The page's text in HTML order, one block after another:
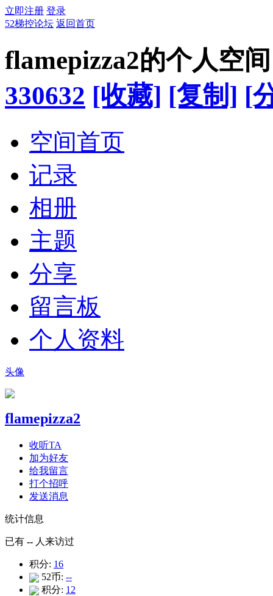
立即注册 登录
52梯控论坛 返回首页
flamepizza2的个人空间
330632 [收藏] [复制] [
空间首页
记录
相册
主题
分享
留言板
个人资料
头像
flamepizza2
收听TA
加为好友
给我留言
打个招呼
发送消息
统计信息
已有 -- 人来访过
积分: 16
52币: --
积分: 12